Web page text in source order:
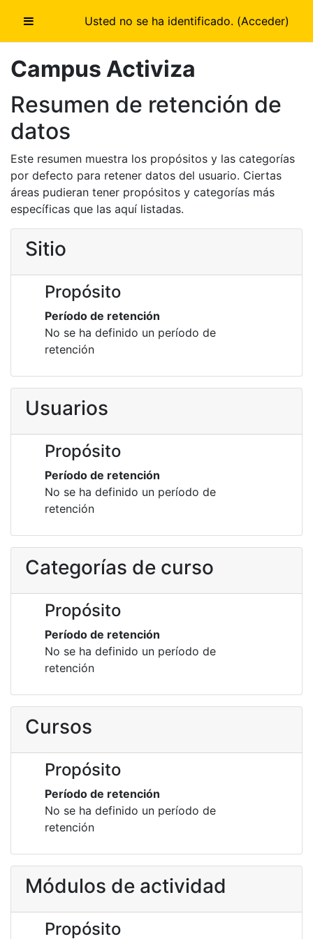
Panel lateral
Usted no se ha identificado. (Acceder)
Campus Activiza
Resumen de retención de
datos
Este resumen muestra los propósitos y las categorías
por defecto para retener datos del usuario. Ciertas
áreas pudieran tener propósitos y categorías más
específicas que las aquí listadas.
Sitio
Propósito
Período de retención
No se ha definido un período de
retención
Usuarios
Propósito
Período de retención
No se ha definido un período de
retención
Categorías de curso
Propósito
Período de retención
No se ha definido un período de
retención
Cursos
Propósito
Período de retención
No se ha definido un período de
retención
Módulos de actividad
Propósito